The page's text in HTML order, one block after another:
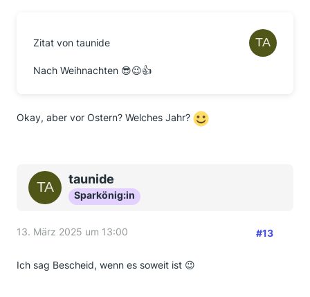
Zitat von taunide
Nach Weihnachten 😎😉👍
Okay, aber vor Ostern? Welches Jahr?
taunide
Sparkönig:in
13. März 2025 um 13:00 #13
Ich sag Bescheid, wenn es soweit ist 😉